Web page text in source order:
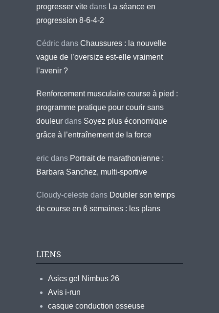
progresser vite dans La séance en
progression 8-6-4-2
Cédric dans Chaussures : la nouvelle
vague de l’oversize est-elle vraiment
l’avenir ?
Renforcement musculaire course à pied :
programme pratique pour courir sans
douleur dans Soyez plus économique
grâce à l’entraînement de la force
eric dans Portrait de marathonienne :
Barbara Sanchez, multi-sportive
Cloudy-celeste dans Doubler son temps
de course en 6 semaines : les plans
LIENS
Asics gel Nimbus 26
Avis i-run
casque conduction osseuse